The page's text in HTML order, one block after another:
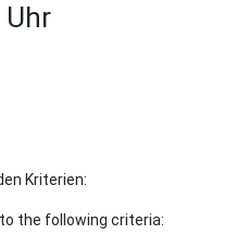
Kriterien:
the following criteria: